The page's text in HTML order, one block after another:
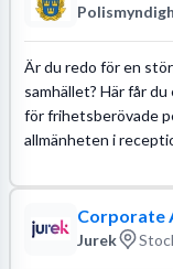
Är du redo för en
samhället? Här får
för frihetsberövade
allmänheten i
Corporate
Jurek